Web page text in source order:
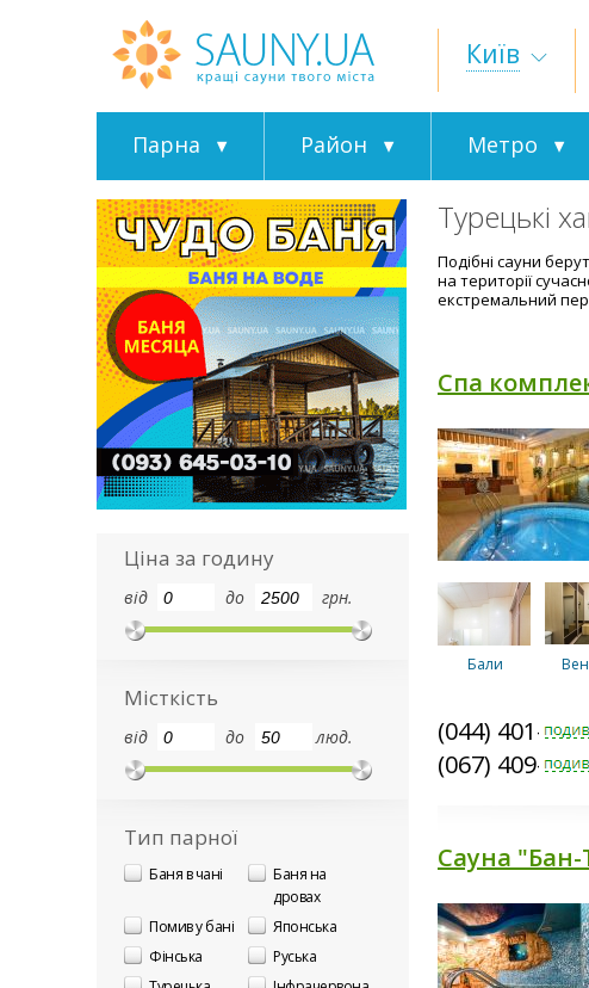
Київ
Парна Район Метро
Турецькі
Подібні сауни
на території
екстремальний
Спа
Бали
СПА
загального
користування
(044) 401-
(067) 409-
Сауна
Ціна за годину
від до грн.
Місткість
від до люд.
Тип парної
Баня в чані
Баня на
дровах
Помив у бані
Японська
Фінська
Руська